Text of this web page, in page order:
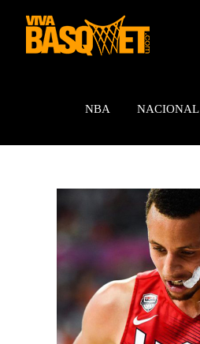
contenido
NBA NACIONAL